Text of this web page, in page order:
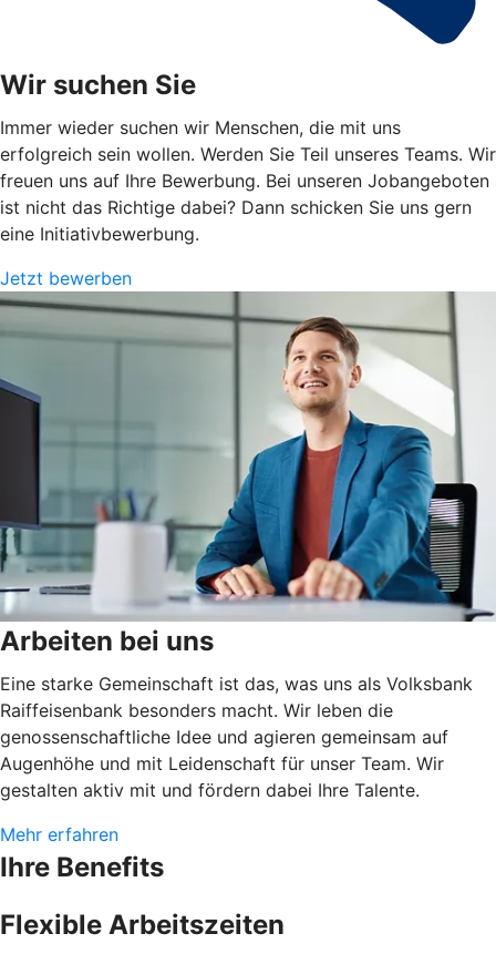
Wir suchen Sie
Immer wieder suchen wir Menschen, die mit uns
erfolgreich sein wollen. Werden Sie Teil unseres Teams. Wir
freuen uns auf Ihre Bewerbung. Bei unseren Jobangeboten
ist nicht das Richtige dabei? Dann schicken Sie uns gern
eine Initiativbewerbung.
Jetzt bewerben
Arbeiten bei uns
Eine starke Gemeinschaft ist das, was uns als Volksbank
Raiffeisenbank besonders macht. Wir leben die
genossenschaftliche Idee und agieren gemeinsam auf
Augenhöhe und mit Leidenschaft für unser Team. Wir
gestalten aktiv mit und fördern dabei Ihre Talente.
Mehr erfahren
Ihre Benefits
Flexible Arbeitszeiten